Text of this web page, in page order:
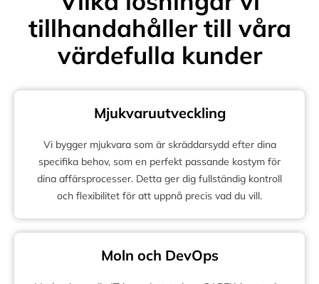
tillhandahåller till våra
värdefulla kunder
Mjukvaruutveckling
Vi bygger mjukvara som är skräddarsydd efter dina
specifika behov, som en perfekt passande kostym för
dina affärsprocesser. Detta ger dig fullständig kontroll
och flexibilitet för att uppnå precis vad du vill.
Moln och DevOps